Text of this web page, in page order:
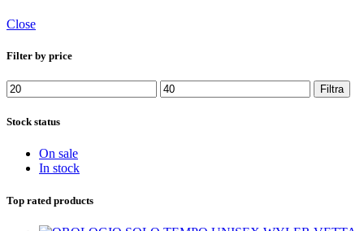
Close
Filter by price
Prezzo
Min
Prezzo
Max
Filtra
Stock status
On sale
In stock
Top rated products